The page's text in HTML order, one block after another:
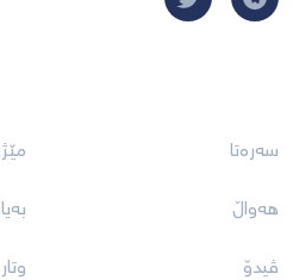
سەرەتا
هەواڵ
ڤیدۆ وتار